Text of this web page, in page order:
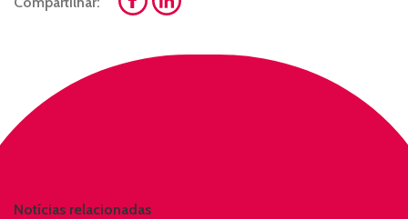
Notícias relacionadas